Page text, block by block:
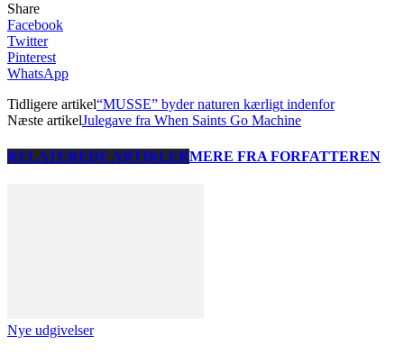
Share
Facebook
Twitter
Pinterest
WhatsApp
Tidligere artikel“MUSSE” byder naturen kærligt indenfor
Næste artikelJulegave fra When Saints Go Machine
RELATEREDE ARTIKLERMERE FRA FORFATTEREN
Nye udgivelser